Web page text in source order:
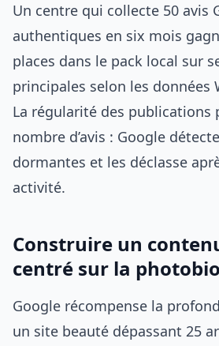
Un centre qui collecte 50 avis
authentiques en six mois
places dans le pack local sur
principales selon les données
La régularité des publications
nombre d’avis : Google
dormantes et les déclasse
activité.
Construire un
centré sur la
Google récompense la
un site beauté dépassant 25